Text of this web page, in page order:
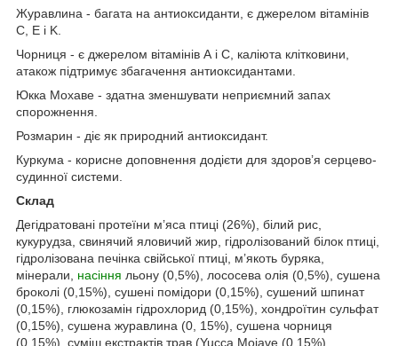
Журавлина - багата на антиоксиданти, є джерелом вітамінів
C, E і K.
Чорниця - є джерелом вітамінів А і С, каліюта клітковини,
атакож підтримує збагачення антиоксидантами.
Юкка Мохаве - здатна зменшувати неприємний запах
спорожнення.
Розмарин - діє як природний антиоксидант.
Куркума - корисне доповнення додієти для здоров’я серцево-
судинної системи.
Склад
Дегідратовані протеїни м’яса птиці (26%), білий рис,
кукурудза, свинячий яловичий жир, гідролізований білок птиці,
гідролізована печінка свійської птиці, м’якоть буряка,
мінерали, насіння льону (0,5%), лососева олія (0,5%), сушена
броколі (0,15%), сушені помідори (0,15%), сушений шпинат
(0,15%), глюкозамін гідрохлорид (0,15%), хондроїтин сульфат
(0,15%), сушена журавлина (0, 15%), сушена чорниця
(0,15%), суміш екстрактів трав (Yucca Mojave (0,15%),